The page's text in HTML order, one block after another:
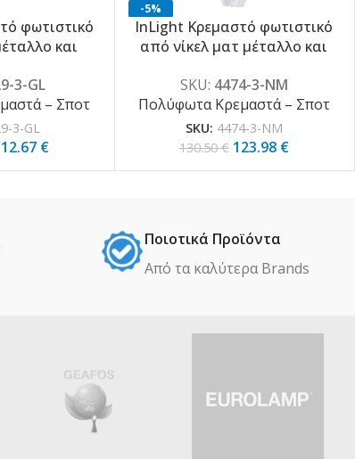
φωτιστικό
και
GL)
3-GL
– Σποτ
3-GL
€
-5%
InLight Κρεμαστό φωτιστικό
από νίκελ ματ μέταλλο και
(4474-3-NM)
SKU: 4474-3-NM
Πολύφωτα Κρεμαστά – Σποτ
SKU: 4474-3-NM
130.50€ 123.98 €
Ποιοτικά Προϊόντα
Από τα καλύτερα Βrands